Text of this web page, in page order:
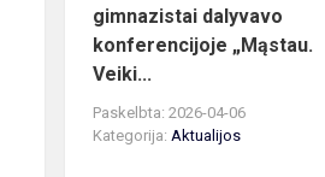
gimnazistai dalyvavo
konferencijoje „Mąstau.
Veiki...
Paskelbta: 2026-04-06
Kategorija: Aktualijos